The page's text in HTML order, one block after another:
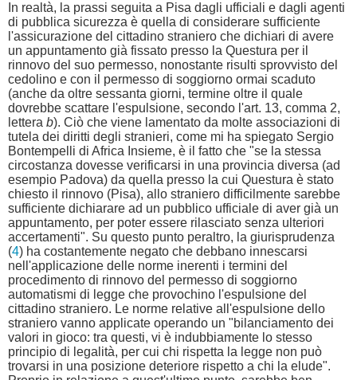
In realtà, la prassi seguita a Pisa dagli ufficiali e dagli agenti
di pubblica sicurezza è quella di considerare sufficiente
l'assicurazione del cittadino straniero che dichiari di avere
un appuntamento già fissato presso la Questura per il
rinnovo del suo permesso, nonostante risulti sprovvisto del
cedolino e con il permesso di soggiorno ormai scaduto
(anche da oltre sessanta giorni, termine oltre il quale
dovrebbe scattare l'espulsione, secondo l'art. 13, comma 2,
lettera b). Ciò che viene lamentato da molte associazioni di
tutela dei diritti degli stranieri, come mi ha spiegato Sergio
Bontempelli di Africa Insieme, è il fatto che "se la stessa
circostanza dovesse verificarsi in una provincia diversa (ad
esempio Padova) da quella presso la cui Questura è stato
chiesto il rinnovo (Pisa), allo straniero difficilmente sarebbe
sufficiente dichiarare ad un pubblico ufficiale di aver già un
appuntamento, per poter essere rilasciato senza ulteriori
accertamenti". Su questo punto peraltro, la giurisprudenza
(4) ha costantemente negato che debbano innescarsi
nell'applicazione delle norme inerenti i termini del
procedimento di rinnovo del permesso di soggiorno
automatismi di legge che provochino l'espulsione del
cittadino straniero. Le norme relative all'espulsione dello
straniero vanno applicate operando un "bilanciamento dei
valori in gioco: tra questi, vi è indubbiamente lo stesso
principio di legalità, per cui chi rispetta la legge non può
trovarsi in una posizione deteriore rispetto a chi la elude".